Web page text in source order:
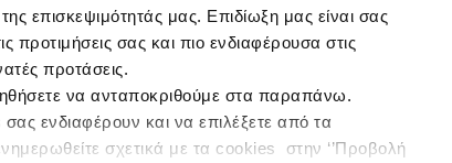
επισκεψιμότητάς μας. Επιδίωξη μας είναι σας
προτιμήσεις σας και πιο ενδιαφέρουσα στις
προτάσεις.
να ανταποκριθούμε στα παραπάνω.
ενδιαφέρουν και να επιλέξετε από τα
σχετικά με τα cookies στην ‘’Προβολή